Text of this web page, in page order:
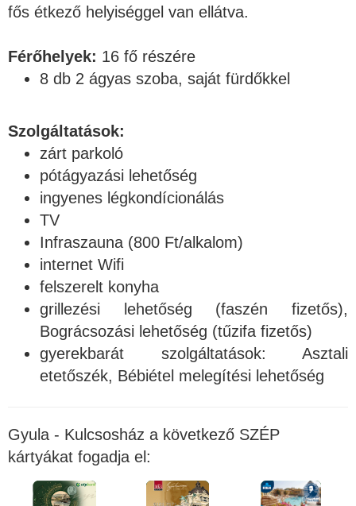
fős étkező helyiséggel van ellátva.
Férőhelyek: 16 fő részére
8 db 2 ágyas szoba, saját fürdőkkel
Szolgáltatások:
zárt parkoló
pótágyazási lehetőség
ingyenes légkondícionálás
TV
Infraszauna (800 Ft/alkalom)
internet Wifi
felszerelt konyha
grillezési lehetőség (faszén fizetős),
Bográcsozási lehetőség (tűzifa fizetős)
gyerekbarát szolgáltatások: Asztali
etetőszék, Bébiétel melegítési lehetőség
Gyula - Kulcsosház a következő SZÉP
kártyákat fogadja el: